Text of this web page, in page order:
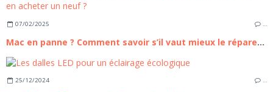
07/02/2025
Mac en panne ? Comment savoir s’il vaut mieux le réparer ou en acheter un neuf ?
25/12/2024 …